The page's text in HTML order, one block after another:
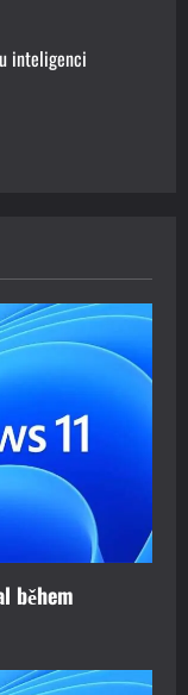
inteligenci
během